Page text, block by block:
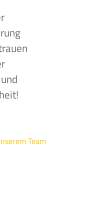
Team